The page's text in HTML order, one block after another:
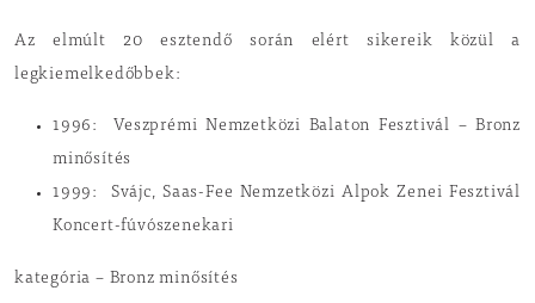
Az elmúlt 20 esztendő során elért sikereik közül a
legkiemelkedőbbek:
1996: Veszprémi Nemzetközi Balaton Fesztivál – Bronz
minősítés
1999: Svájc, Saas-Fee Nemzetközi Alpok Zenei Fesztivál
Koncert-fúvószenekari
kategória – Bronz minősítés